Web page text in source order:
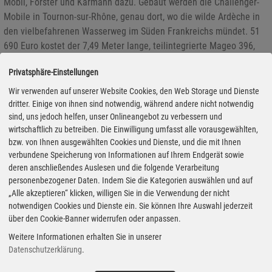
Mobil, Forster und Karmann dazu. Gebaut werden die Challenger-
Mobile in Tournon-sur-Rhône, genau dort, wo die wilde Ardèche in
den vielbefahrenen Wasserweg im Süden Frankreichs mündet. 51
690 Euro kostet der 7,49 Meter lange, teilintegrierte Mageo 396,
Earthcruiser Escape: G-Klasse für die Weltreise
22.04.2019 - Der englische Begriff Escape steht laut Wörterbuch für
entkommen, füchten, entwischen, ausbrechen – und ist der Name
für ein neues Expeditionsmobil von Earthcruiser aus Australien.
Basis ist die G-Klasse von Mercedes-Benz in der Ausführung Pro
mit einem zulässigen Gesamtgewicht von 4,5 Tonnen.
Vorstellung Mercedes Marco Polo: Versteckte Neuerungen
15.04.2019 - Neu muss nicht zwingend bedeuten, bewährte
Privatsphäre-Einstellungen
Wir verwenden auf unserer Website Cookies, den Web Storage und Dienste
dritter. Einige von ihnen sind notwendig, während andere nicht notwendig
sind, uns jedoch helfen, unser Onlineangebot zu verbessern und
wirtschaftlich zu betreiben. Die Einwilligung umfasst alle vorausgewählten,
bzw. von Ihnen ausgewählten Cookies und Dienste, und die mit Ihnen
verbundene Speicherung von Informationen auf Ihrem Endgerät sowie
deren anschließendes Auslesen und die folgende Verarbeitung
personenbezogener Daten. Indem Sie die Kategorien auswählen und auf
„Alle akzeptieren“ klicken, willigen Sie in die Verwendung der nicht
notwendigen Cookies und Dienste ein. Sie können Ihre Auswahl jederzeit
über den Cookie-Banner widerrufen oder anpassen.
Weitere Informationen erhalten Sie in unserer
Datenschutzerklärung.